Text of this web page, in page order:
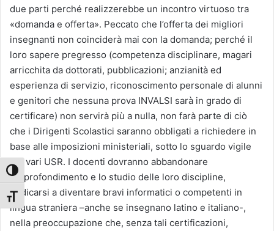
Attiva/disattiva alto contrasto
Attiva/disattiva dimensione testo
due parti perché realizzerebbe un incontro virtuoso tra
«domanda e offerta». Peccato che l’offerta dei migliori
insegnanti non coinciderà mai con la domanda; perché il
loro sapere pregresso (competenza disciplinare, magari
arricchita da dottorati, pubblicazioni; anzianità ed
esperienza di servizio, riconoscimento personale di alunni
e genitori che nessuna prova INVALSI sarà in grado di
certificare) non servirà più a nulla, non farà parte di ciò
che i Dirigenti Scolastici saranno obbligati a richiedere in
base alle imposizioni ministeriali, sotto lo sguardo vigile
dei vari USR. I docenti dovranno abbandonare
l’approfondimento e lo studio delle loro discipline,
dedicarsi a diventare bravi informatici o competenti in
lingua straniera –anche se insegnano latino e italiano-,
nella preoccupazione che, senza tali certificazioni,